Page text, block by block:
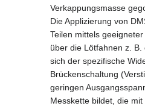
Verkappungsmasse
Die Applizierung von
Teilen mittels
über die Lötfahnen z. B.
sich der spezifische
Brückenschaltung
geringen
Messkette bildet, die